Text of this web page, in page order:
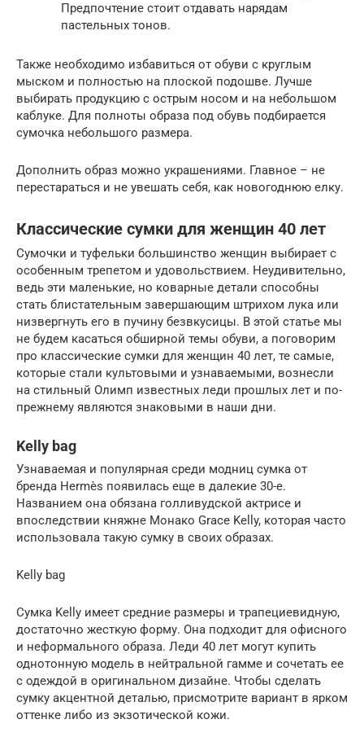
Предпочтение стоит отдавать нарядам
пастельных тонов.
Также необходимо избавиться от обуви с круглым
мыском и полностью на плоской подошве. Лучше
выбирать продукцию с острым носом и на небольшом
каблуке. Для полноты образа под обувь подбирается
сумочка небольшого размера.
Дополнить образ можно украшениями. Главное – не
перестараться и не увешать себя, как новогоднюю елку.
Классические сумки для женщин 40 лет
Сумочки и туфельки большинство женщин выбирает с
особенным трепетом и удовольствием. Неудивительно,
ведь эти маленькие, но коварные детали способны
стать блистательным завершающим штрихом лука или
низвергнуть его в пучину безвкусицы. В этой статье мы
не будем касаться обширной темы обуви, а поговорим
про классические сумки для женщин 40 лет, те самые,
которые стали культовыми и узнаваемыми, вознесли
на стильный Олимп известных леди прошлых лет и по-
прежнему являются знаковыми в наши дни.
Kelly bag
Узнаваемая и популярная среди модниц сумка от
бренда Hermès появилась еще в далекие 30-е.
Названием она обязана голливудской актрисе и
впоследствии княжне Монако Grace Kelly, которая часто
использовала такую сумку в своих образах.
Kelly bag
Сумка Kelly имеет средние размеры и трапециевидную,
достаточно жесткую форму. Она подходит для офисного
и неформального образа. Леди 40 лет могут купить
однотонную модель в нейтральной гамме и сочетать ее
с одеждой в оригинальном дизайне. Чтобы сделать
сумку акцентной деталью, присмотрите вариант в ярком
оттенке либо из экзотической кожи.